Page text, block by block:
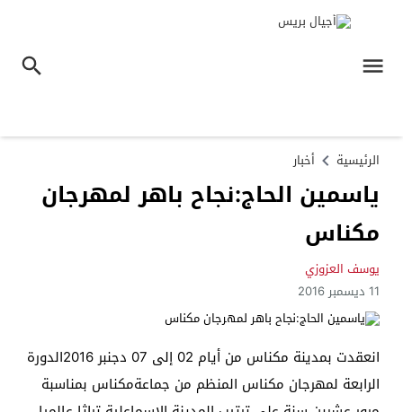
الرئيسية أخبار
ياسمين الحاج:نجاح باهر لمهرجان
مكناس
يوسف العزوزي
11 ديسمبر 2016
انعقدت بمدينة مكناس من أيام 02 إلى 07 دجنبر 2016الدورة
الرابعة لمهرجان مكناس المنظم من جماعةمكناس بمناسبة